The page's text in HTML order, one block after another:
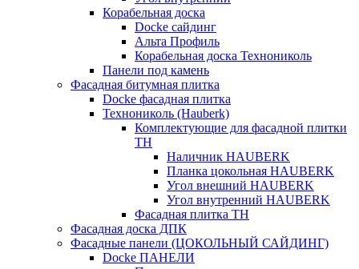
Корабельная доска
Docke сайдинг
Альта Профиль
Корабельная доска Технониколь
Панели под камень
Фасадная битумная плитка
Docke фасадная плитка
Технониколь (Hauberk)
Комплектующие для фасадной плитки
ТН
Наличник HAUBERK
Планка цокольная HAUBERK
Угол внешний HAUBERK
Угол внутренний HAUBERK
Фасадная плитка ТН
Фасадная доска ДПК
Фасадные панели (ЦОКОЛЬНЫЙ САЙДИНГ)
Docke ПАНЕЛИ